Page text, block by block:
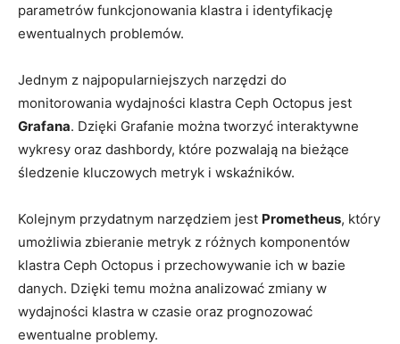
parametrów funkcjonowania klastra i identyfikację
ewentualnych problemów. ⁣
Jednym z najpopularniejszych narzędzi do
monitorowania wydajności klastra ⁢Ceph Octopus ‌jest
Grafana. Dzięki Grafanie można tworzyć interaktywne
wykresy oraz ‍dashbordy, które pozwalają na bieżące
⁢śledzenie kluczowych ​metryk i wskaźników.
Kolejnym ⁢przydatnym narzędziem jest Prometheus, który
umożliwia zbieranie metryk⁣ z różnych komponentów
klastra Ceph Octopus i przechowywanie⁣ ich ‌w bazie
danych. Dzięki temu ‌można analizować zmiany w
wydajności klastra w⁤ czasie ⁣oraz prognozować
ewentualne problemy.